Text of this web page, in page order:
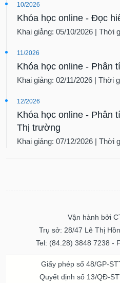
10/2026
Khóa học online - Đọc
Khai giảng: 05/10/2026 | Thời
11/2026
Khóa học online - Phân
Khai giảng: 02/11/2026 | Thời
12/2026
Khóa học online - Phân
Thị trường
Khai giảng: 07/12/2026 | Thời
Vận hành bởi
Trụ sở: 28/47 Lê Thị
Tel: (84.28) 3848 7238 -
Giấy phép số 48/GP-
Quyết định số 13/QĐ-